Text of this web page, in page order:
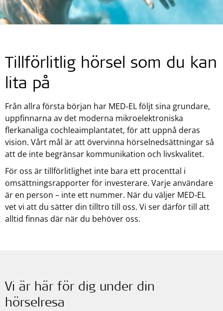
Tillförlitlig hörsel som du kan
lita på
Från allra första början har MED‑EL följt sina grundare,
uppfinnarna av det moderna mikroelektroniska
flerkanaliga cochleaimplantatet, för att uppnå deras
vision. Vårt mål är att övervinna hörselnedsättningar så
att de inte begränsar kommunikation och livskvalitet.
För oss är tillförlitlighet inte bara ett procenttal i
omsättningsrapporter för investerare. Varje användare
är en person – inte ett nummer. När du väljer MED‑EL
vet vi att du sätter din tilltro till oss. Vi ser därför till att
alltid finnas där när du behöver oss.
Vi är här för dig under din
hörselresa